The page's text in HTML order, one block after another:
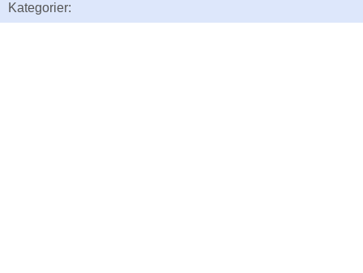
Kategorier: